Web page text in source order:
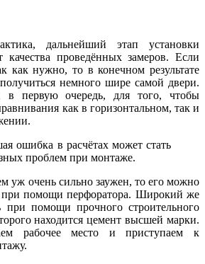
дальнейший этап установки
качества проведённых замеров. Если
как нужно, то в конечном результате
немного шире самой двери.
в первую очередь, для того, чтобы
как в горизонтальном, так и
ошибка в расчётах может стать
проблем при монтаже.
уж очень сильно заужен, то его можно
при помощи перфоратора. Широкий же
помощи прочного строительного
находится цемент высшей марки.
рабочее место и приступаем к